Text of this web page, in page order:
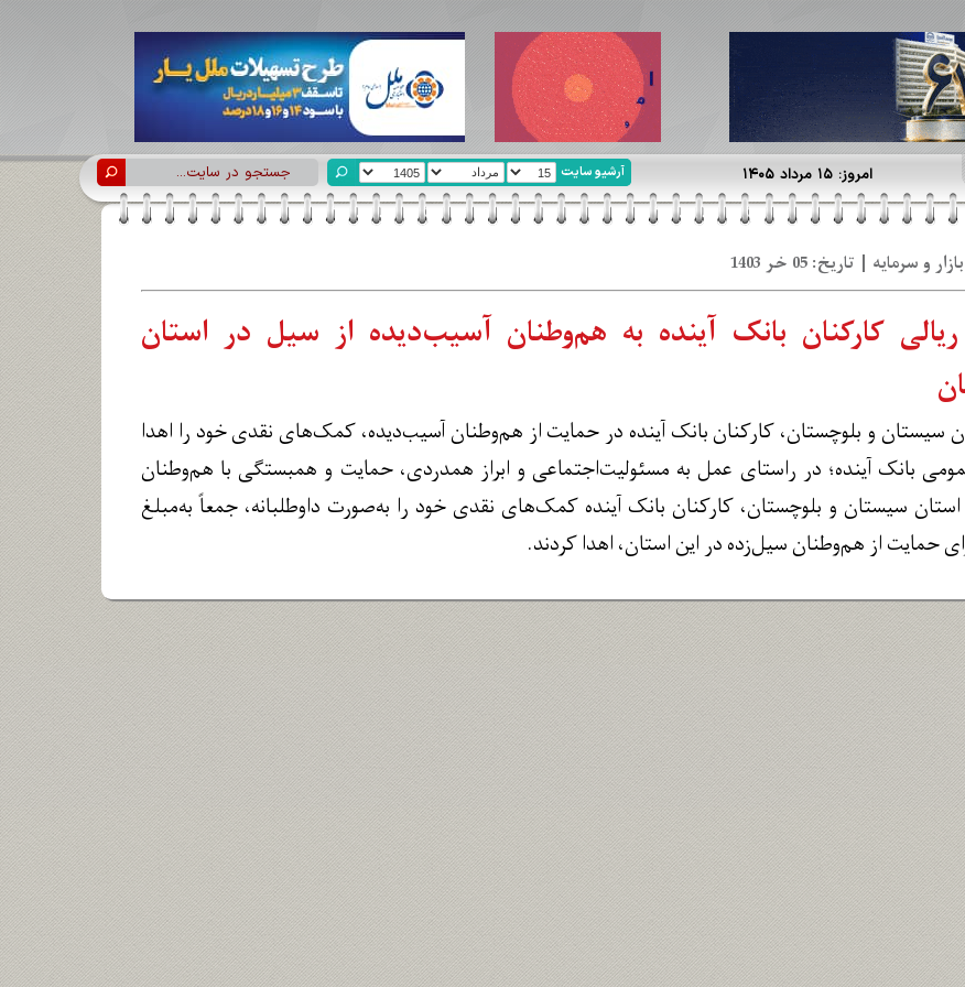
آرشیو سایت امروز: ۱۵ مرداد ۱۴۰۵
ریالی کارکنان بانک آینده به هم‌وطنان آسیب‌دیده از سیل در استان
سیستان و بلوچستان، کارکنان بانک آینده در حمایت از هم‌وطنان آسیب‌دیده، کمک‌های نقدی خود را اهدا
بانک آینده؛ در راستای عمل به مسئولیت‌اجتماعی و ابراز همدردی، حمایت و همبستگی با هم‌وطنان
سیستان و بلوچستان، کارکنان بانک آینده کمک‌های نقدی خود را به‌صورت داوطلبانه، جمعاً به‌مبلغ